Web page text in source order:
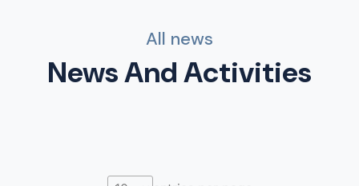
All news
News And Activities